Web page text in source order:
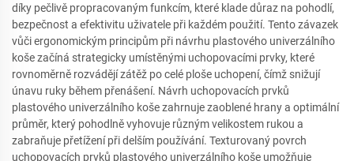
díky pečlivě propracovaným funkcím, které klade důraz na pohodlí,
bezpečnost a efektivitu uživatele při každém použití. Tento závazek
vůči ergonomickým principům při návrhu plastového univerzálního
koše začíná strategicky umístěnými uchopovacími prvky, které
rovnoměrně rozvádějí zátěž po celé ploše uchopení, čímž snižují
únavu ruky během přenášení. Návrh uchopovacích prvků
plastového univerzálního koše zahrnuje zaoblené hrany a optimální
průměr, který pohodlně vyhovuje různým velikostem rukou a
zabraňuje přetížení při delším používání. Texturovaný povrch
uchopovacích prvků plastového univerzálního koše umožňuje